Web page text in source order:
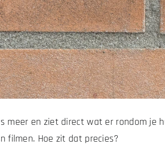
en ziet direct wat er rondom je
filmen. Hoe zit dat precies?